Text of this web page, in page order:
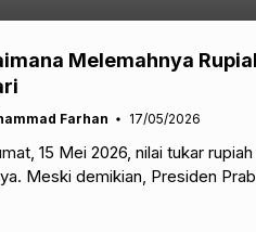
Melemahnya
Farhan 17/05/2026
15 Mei 2026, nilai tukar
Meski demikian, Presiden